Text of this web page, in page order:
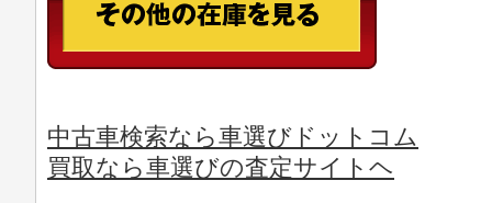
中古車検索なら車選びドットコム
買取なら車選びの査定サイトヘ